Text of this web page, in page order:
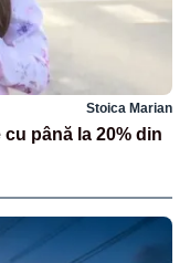
Stoica Marian
până la 20% din